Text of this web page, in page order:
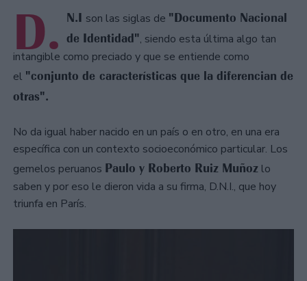
D. N.I son las siglas de "Documento Nacional
de Identidad", siendo esta última algo tan
intangible como preciado y que se entiende como
el "conjunto de características que la diferencian de
otras".
No da igual haber nacido en un país o en otro, en una era
específica con un contexto socioeconómico particular. Los
gemelos peruanos Paulo y Roberto Ruiz Muñoz lo
saben y por eso le dieron vida a su firma, D.N.I., que hoy
triunfa en París.